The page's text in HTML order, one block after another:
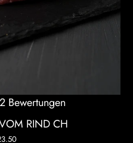
2 Bewertungen
RIND CH